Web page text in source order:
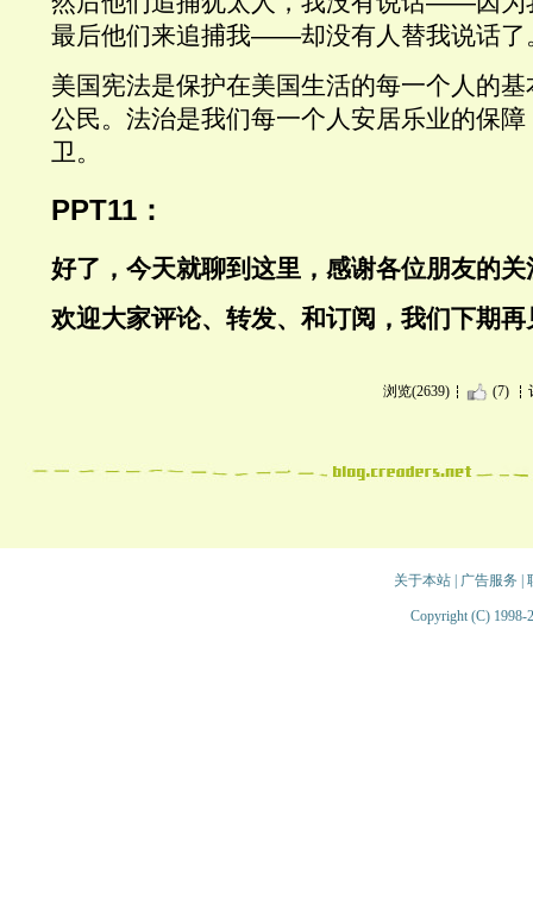
最后他们来追捕我——却没有人替我说话了
美国宪法是保护在美国生活的每一个人的
公民。法治是我们每一个人安居乐业的保
卫。
PPT11 ：
好了，今天就聊到这里，感谢各位朋友的关
欢迎大家评论、转发、和订阅，我们下期再
浏览(2639) (7)
关于本站| 广告服务
Copyright (C) 1998-